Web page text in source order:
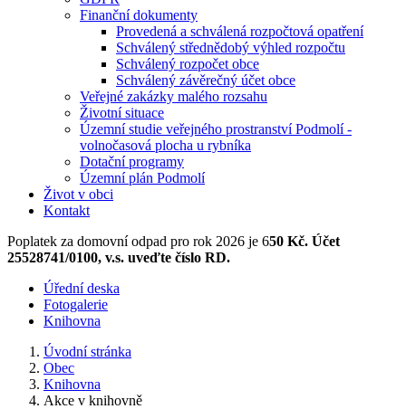
Finanční dokumenty
Provedená a schválená rozpočtová opatření
Schválený střednědobý výhled rozpočtu
Schválený rozpočet obce
Schválený závěrečný účet obce
Veřejné zakázky malého rozsahu
Životní situace
Územní studie veřejného prostranství Podmolí -
volnočasová plocha u rybníka
Dotační programy
Územní plán Podmolí
Život v obci
Kontakt
Poplatek za domovní odpad pro rok 2026 je 650 Kč. Účet
25528741/0100, v.s. uveďte číslo RD.
Úřední deska
Fotogalerie
Knihovna
Úvodní stránka
Obec
Knihovna
Akce v knihovně